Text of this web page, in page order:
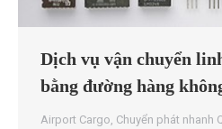
Dịch vụ vận chuyển
bằng đường hàng
Airport Cargo Chuyển phát nhanh